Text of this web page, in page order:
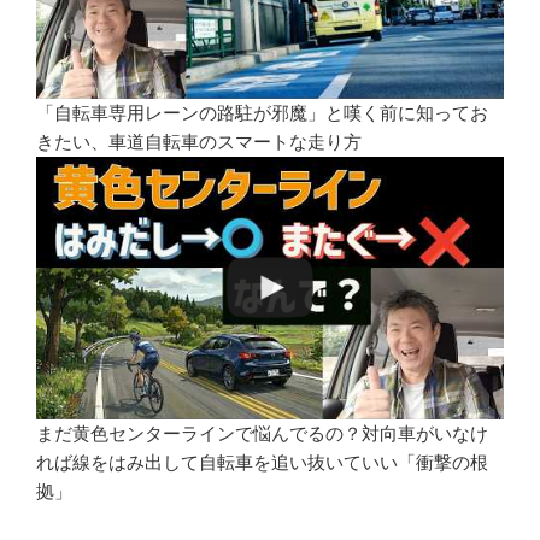
「自転車専用レーンの路駐が邪魔」と嘆く前に知ってお
きたい、車道自転車のスマートな走り方
まだ黄色センターラインで悩んでるの？対向車がいなけ
れば線をはみ出して自転車を追い抜いていい「衝撃の根
拠」